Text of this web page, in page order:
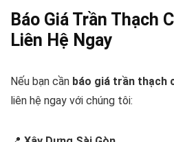
Báo Giá Trần Thạch
Liên Hệ Ngay
Nếu bạn cần báo giá trần thạch
liên hệ ngay với chúng tôi: